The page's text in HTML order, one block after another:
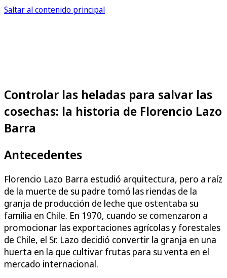
Saltar al contenido principal
Controlar las heladas para salvar las
cosechas: la historia de Florencio Lazo
Barra
Antecedentes
Florencio Lazo Barra estudió arquitectura, pero a raíz
de la muerte de su padre tomó las riendas de la
granja de producción de leche que ostentaba su
familia en Chile. En 1970, cuando se comenzaron a
promocionar las exportaciones agrícolas y forestales
de Chile, el Sr. Lazo decidió convertir la granja en una
huerta en la que cultivar frutas para su venta en el
mercado internacional.